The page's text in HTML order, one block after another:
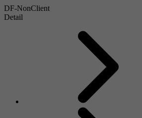
DF-NonClient
Detail